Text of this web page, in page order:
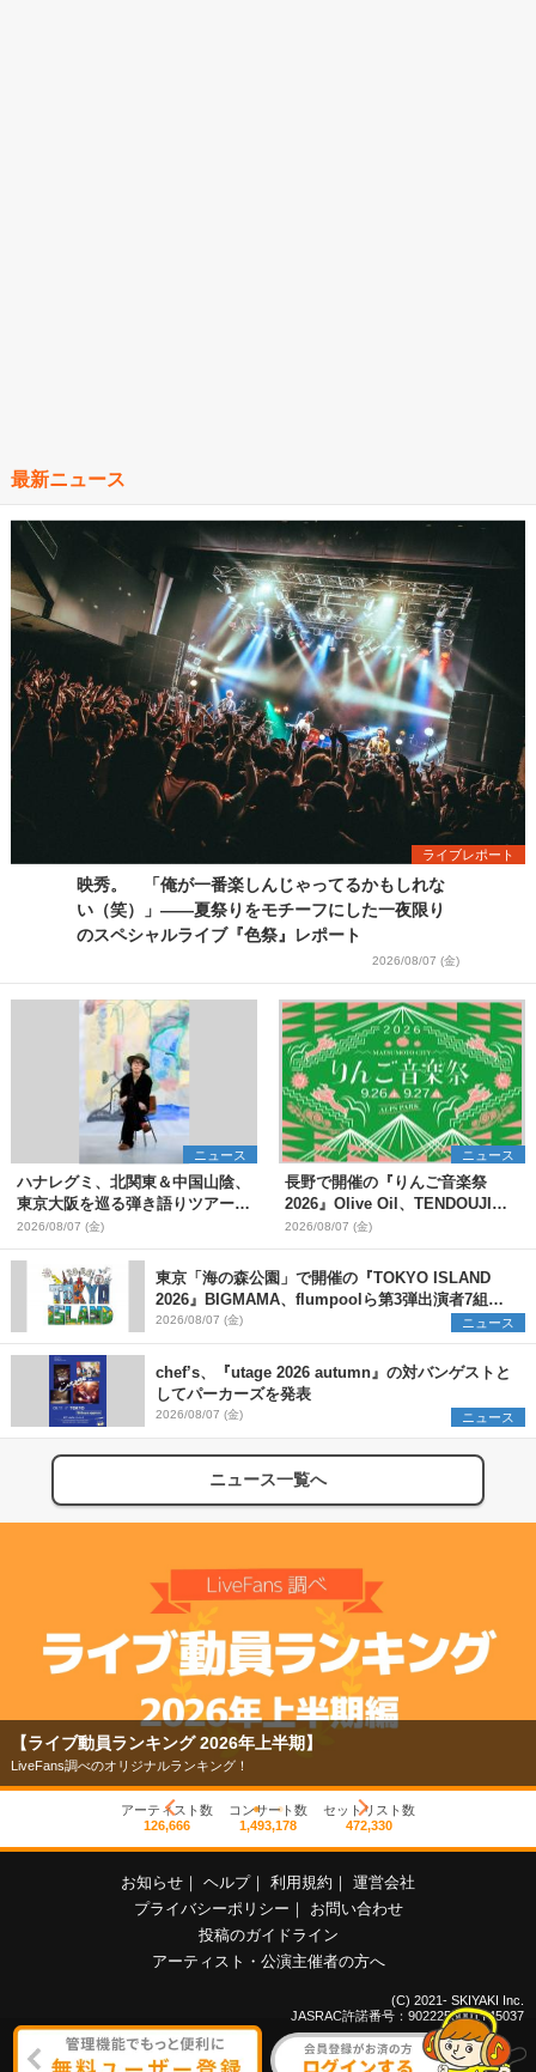
最新ニュース
ライブレポート
映秀。 「俺が一番楽しんじゃってるかもしれな
い（笑）」――夏祭りをモチーフにした一夜限り
のスペシャルライブ『色祭』レポート
2026/08/07 (金)
ニュース
ハナレグミ、北関東＆中国山陰、
東京大阪を巡る弾き語りツアー10
月より開催決定
2026/08/07 (金)
ニュース
長野で開催の『りんご音楽祭
2026』Olive Oil、TENDOUJIら
第11弾出演アーティスト（16組）
を発表
2026/08/07 (金)
東京「海の森公園」で開催の『TOKYO ISLAND
2026』BIGMAMA、flumpoolら第3弾出演者7組を
発表 ワークショップ・アート出展者を募集
2026/08/07 (金) ニュース
chef’s、『utage 2026 autumn』の対バンゲストと
してパーカーズを発表
2026/08/07 (金) ニュース
ニュース一覧へ
【ライブ動員ランキング 2026年上半期】
LiveFans調べのオリジナルランキング！
アーティスト数
126,666
コンサート数
1,493,178
セットリスト数
472,330
お知らせ ｜ ヘルプ｜ 利用規約 ｜ 運営会社
プライバシーポリシー ｜
お問い合わせ
投稿のガイドライン
アーティスト・公演主催者の方へ
(C) 2021- SKIYAKI Inc.
JASRAC許諾番号：9022255001Y45037